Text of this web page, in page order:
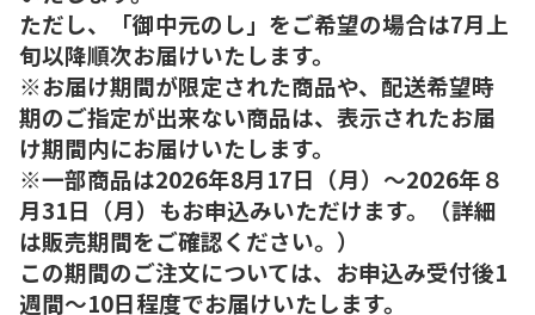
ただし、「御中元のし」をご希望の場合は7月上
旬以降順次お届けいたします。
※お届け期間が限定された商品や、配送希望時
期のご指定が出来ない商品は、表示されたお届
け期間内にお届けいたします。
※一部商品は2026年8月17日（月）～2026年８
月31日（月）もお申込みいただけます。（詳細
は販売期間をご確認ください。）
この期間のご注文については、お申込み受付後1
週間～10日程度でお届けいたします。